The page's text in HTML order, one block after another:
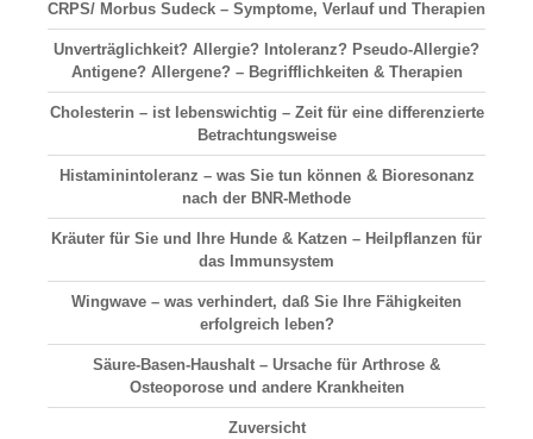
CRPS/ Morbus Sudeck – Symptome, Verlauf und Therapien
Unverträglichkeit? Allergie? Intoleranz? Pseudo-Allergie?
Antigene? Allergene? – Begrifflichkeiten & Therapien
Cholesterin – ist lebenswichtig – Zeit für eine differenzierte
Betrachtungsweise
Histaminintoleranz – was Sie tun können & Bioresonanz
nach der BNR-Methode
Kräuter für Sie und Ihre Hunde & Katzen – Heilpflanzen für
das Immunsystem
Wingwave – was verhindert, daß Sie Ihre Fähigkeiten
erfolgreich leben?
Säure-Basen-Haushalt – Ursache für Arthrose &
Osteoporose und andere Krankheiten
Zuversicht